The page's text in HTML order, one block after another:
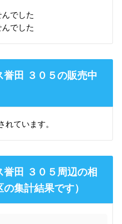
でした
でした
田 ３０５の販売中
ています。
田 ３０５周辺の相
集計結果です）